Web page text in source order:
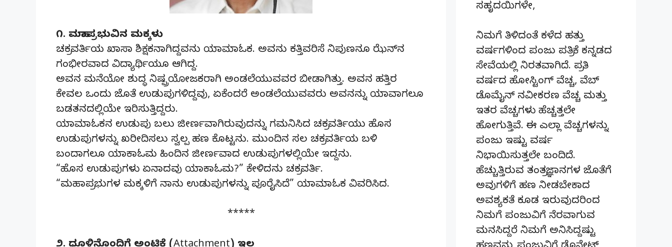
೧. ಮಹಾಪ್ರಭುವಿನ ಮಕ್ಕಳು
ಚಕ್ರವರ್ತಿಯ ಖಾಸಾ ಶಿಕ್ಷಕನಾಗಿದ್ದವನು ಯಾಮಾಓಕ. ಅವನು ಕತ್ತಿವರಿಸೆ ನಿಪುಣನೂ ಝೆನ್‌ನ
ಗಂಭೀರವಾದ ವಿದ್ಯಾರ್ಥಿಯೂ ಆಗಿದ್ದ.
ಅವನ ಮನೆಯೋ ಶುದ್ಧ ನಿಷ್ಪ್ರಯೋಜಕರಾಗಿ ಅಂಡಲೆಯುವವರ ಬೀಡಾಗಿತ್ತು. ಅವನ ಹತ್ತಿರ
ಕೇವಲ ಒಂದು ಜೊತೆ ಉಡುಪುಗಳಿದ್ದವು, ಏಕೆಂದರೆ ಅಂಡಲೆಯುವವರು ಅವನನ್ನು ಯಾವಾಗಲೂ
ಬಡತನದಲ್ಲಿಯೇ ಇರಿಸುತ್ತಿದ್ದರು.
ಯಾಮಾಓಕನ ಉಡುಪು ಬಲು ಜೀರ್ಣವಾಗಿರುವುದನ್ನು ಗಮನಿಸಿದ ಚಕ್ರವರ್ತಿಯು ಹೊಸ
ಉಡುಪುಗಳನ್ನು ಖರೀದಿಸಲು ಸ್ವಲ್ಪ ಹಣ ಕೊಟ್ಟನು. ಮುಂದಿನ ಸಲ ಚಕ್ರವರ್ತಿಯ ಬಳಿ
ಬಂದಾಗಲೂ ಯಾಕಾಓಮ ಹಿಂದಿನ ಜೀರ್ಣವಾದ ಉಡುಪುಗಳಲ್ಲಿಯೇ ಇದ್ದನು.
“ಹೊಸ ಉಡುಪುಗಳು ಏನಾದವು ಯಾಕಾಓಮ?” ಕೇಳಿದನು ಚಕ್ರವರ್ತಿ.
“ಮಹಾಪ್ರಭುಗಳ ಮಕ್ಕಳಿಗೆ ನಾನು ಉಡುಪುಗಳನ್ನು ಪೂರೈಸಿದೆ” ಯಾಮಾಓಕ ವಿವರಿಸಿದ.
*****
ಸಹೃದಯಿಗಳೇ,
ನಿಮಗೆ ತಿಳಿದಂತೆ ಕಳೆದ ಹತ್ತು
ವರ್ಷಗಳಿಂದ ಪಂಜು ಪತ್ರಿಕೆ ಕನ್ನಡದ
ಸೇವೆಯಲ್ಲಿ ನಿರತವಾಗಿದೆ. ಪ್ರತಿ
ವರ್ಷದ ಹೋಸ್ಟಿಂಗ್‌ ವೆಚ್ಚ, ವೆಬ್‌
ಡೊಮೈನ್‌ ನವೀಕರಣ ವೆಚ್ಚ ಮತ್ತು
ಇತರ ವೆಚ್ಚಗಳು ಹೆಚ್ಚತ್ತಲೇ
ಹೋಗುತ್ತಿವೆ. ಈ ಎಲ್ಲಾ ವೆಚ್ಚಗಳನ್ನು
ಪಂಜು ಇಷ್ಟು ವರ್ಷ
ನಿಭಾಯಿಸುತ್ತಲೇ ಬಂದಿದೆ.
ಹೆಚ್ಚುತ್ತಿರುವ ತಂತ್ರಜ್ಞಾನಗಳ ಜೊತೆಗೆ
ಅವುಗಳಿಗೆ ಹಣ ನೀಡಬೇಕಾದ
ಅವಶ್ಯಕತೆ ಕೂಡ ಇರುವುದರಿಂದ
ನಿಮಗೆ ಪಂಜುವಿಗೆ ನೆರವಾಗುವ
ಮನಸಿದ್ದರೆ ನಿಮಗೆ ಅನಿಸಿದ್ದಷ್ಟು